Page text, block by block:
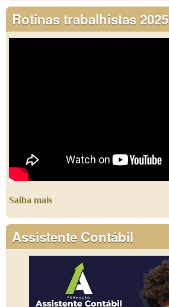
Rotinas trabalhistas 2025
Saiba mais
Assistente Contábil